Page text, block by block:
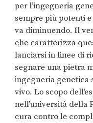
per l’ingegneria
sempre più potenti
va diminuendo. Il
che caratterizza
lanciarsi in linee di
segnare una pietra
ingegneria
vivo. Lo scopo
nell’università della
cura contro le